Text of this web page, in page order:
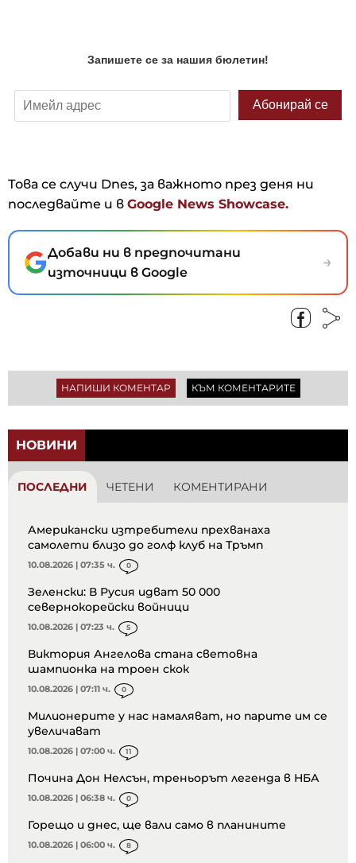
Това се случи Dnes, за важното през деня ни
последвайте и в Google News Showcase.
Добави ни в предпочитани
източници в Google
→
НАПИШИ КОМЕНТАР КЪМ КОМЕНТАРИТЕ
НОВИНИ
ПОСЛЕДНИ ЧЕТЕНИ КОМЕНТИРАНИ
Американски изтребители прехванаха
самолети близо до голф клуб на Тръмп
10.08.2026 | 07:35 ч. 0
Зеленски: В Русия идват 50 000
севернокорейски войници
10.08.2026 | 07:23 ч. 5
Виктория Ангелова стана световна
шампионка на троен скок
10.08.2026 | 07:11 ч. 0
Милионерите у нас намаляват, но парите им се
увеличават
10.08.2026 | 07:00 ч. 11
Почина Дон Нелсън, треньорът легенда в НБА
10.08.2026 | 06:38 ч. 0
Горещо и днес, ще вали само в планините
10.08.2026 | 06:00 ч. 8